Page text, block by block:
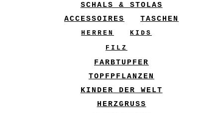
SCHALS & STOLAS
ACCESSOIRES
TASCHEN
HERREN
KIDS
FILZ
FARBTUPFER
TOPFPFLANZEN
KINDER DER WELT
HERZGRUSS